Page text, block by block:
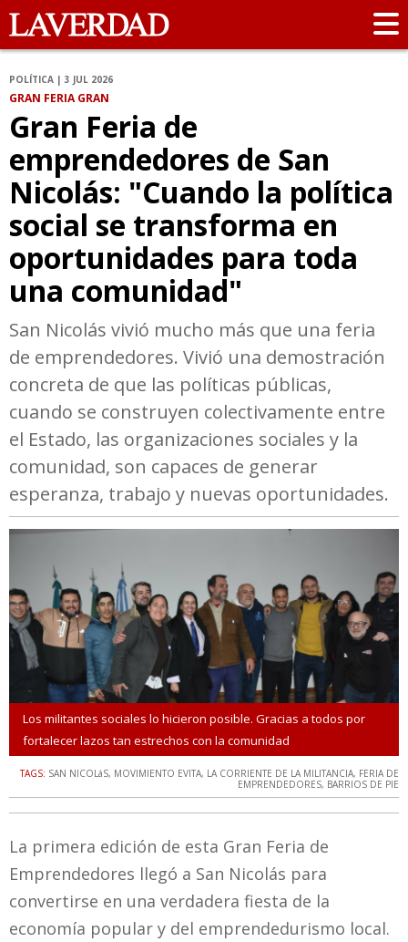
POLÍTICA | 3 JUL 2026
GRAN FERIA GRAN
Gran Feria de
emprendedores de San
Nicolás: "Cuando la política
social se transforma en
oportunidades para toda
una comunidad"
San Nicolás vivió mucho más que una feria
de emprendedores. Vivió una demostración
concreta de que las políticas públicas,
cuando se construyen colectivamente entre
el Estado, las organizaciones sociales y la
comunidad, son capaces de generar
esperanza, trabajo y nuevas oportunidades.
Los militantes sociales lo hicieron posible. Gracias a todos por
fortalecer lazos tan estrechos con la comunidad
TAGS: SAN NICOLáS, MOVIMIENTO EVITA, LA CORRIENTE DE LA MILITANCIA, FERIA DE
EMPRENDEDORES, BARRIOS DE PIE
La primera edición de esta Gran Feria de
Emprendedores llegó a San Nicolás para
convertirse en una verdadera fiesta de la
economía popular y del emprendedurismo local.